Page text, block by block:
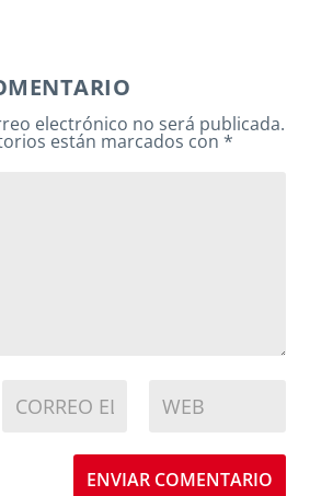
electrónico no será publicada.
están marcados con*
ENVIAR COMENTARIO